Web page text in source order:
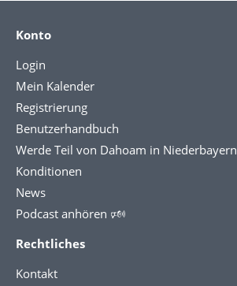
Konto
Login
Mein Kalender
Registrierung
Benutzerhandbuch
Werde Teil von Dahoam in Niederbayern
Konditionen
News
Podcast anhören 🕬
Rechtliches
Kontakt